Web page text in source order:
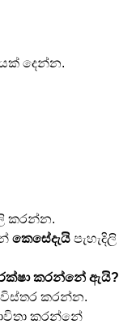
දෙන්න.
කරන්න.
කෙසේදැයි පැහැදිලි
කරන්නේ ඇයි?
විස්තර කරන්න.
කරන්නේ